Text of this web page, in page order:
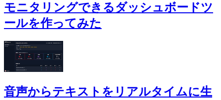
モニタリングできるダッシュボードツ
ールを作ってみた
音声からテキストをリアルタイムに生